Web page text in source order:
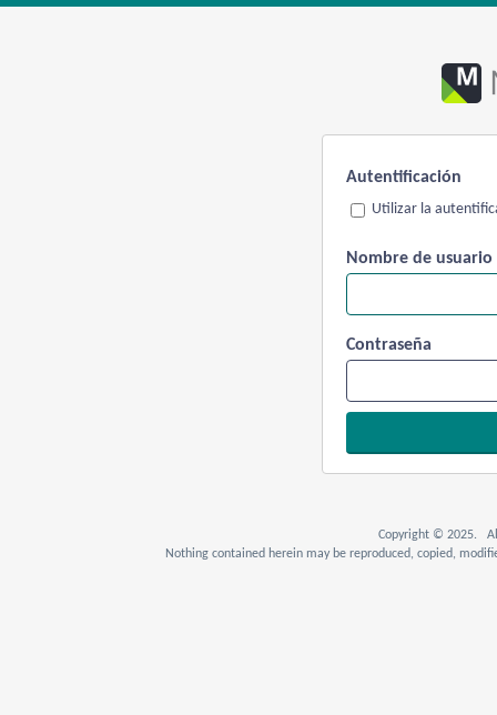
Autentificación
Utilizar la
Nombre de usuario
Contraseña
Copyright © 2025. All
Nothing contained herein may be reproduced, copied,